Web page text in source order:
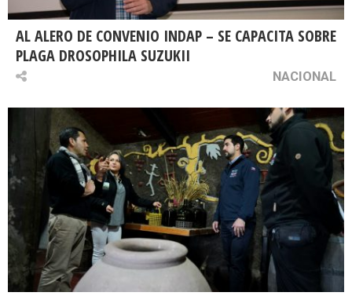
AL ALERO DE CONVENIO INDAP – SE CAPACITA SOBRE
PLAGA DROSOPHILA SUZUKII
NACIONAL